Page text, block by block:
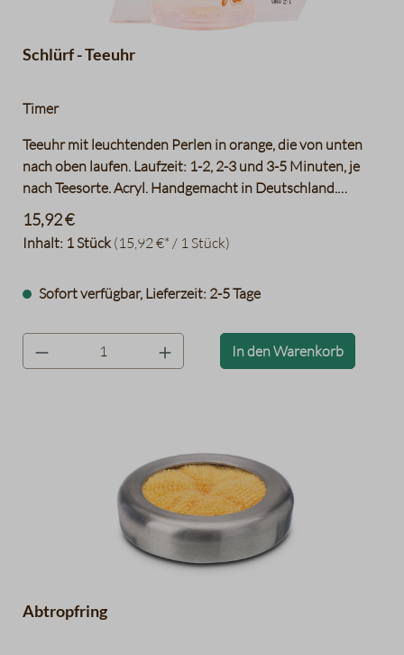
Schlürf - Teeuhr
Timer
Teeuhr mit leuchtenden Perlen in orange, die von unten
nach oben laufen. Laufzeit: 1-2, 2-3 und 3-5 Minuten, je
nach Teesorte. Acryl. Handgemacht in Deutschland.
Abmessungen (H x B x T) 7 x 6 x 1,5 Ø cm
Inhalt: 1 Stück(15,92 €* / 1 Stück)
15,92 €
Sofort verfügbar, Lieferzeit: 2-5 Tage
product.quantityLabel In den Warenkorb
Abtropfring